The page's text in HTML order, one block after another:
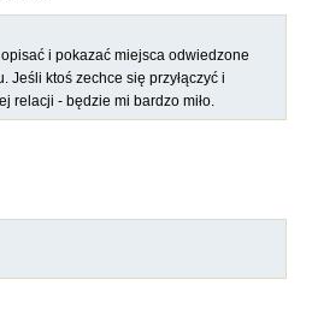
i pokazać miejsca odwiedzone
Jeśli ktoś zechce się przyłączyć i
relacji - będzie mi bardzo miło.